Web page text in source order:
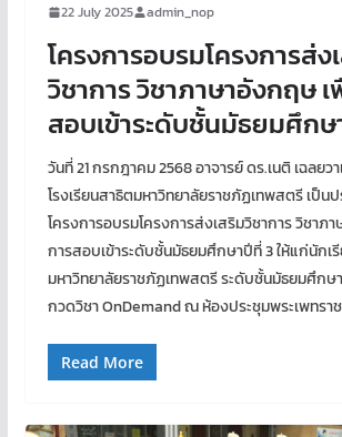
22 July 2025 admin_nop
โครงการอบรมโครงการส่ง
วิชาการ วิชาภาษาอังกฤษ
สอบเข้าระดับชั้นมัธยมศึกษ
วันที่ 21 กรกฎาคม 2568 อาจารย์ ดร.เนติ เฉลยว
โรงเรียนสาธิตมหาวิทยาลัยราชภัฏเทพสตรี เป็นป
โครงการอบรมโครงการส่งเสริมวิชาการ วิชาภ
การสอบเข้าระดับชั้นมัธยมศึกษาปีที่ 3 ให้แก่นักเรี
มหาวิทยาลัยราชภัฏเทพสตรี ระดับชั้นมัธยมศึกษ
กวดวิชา OnDemand ณ ห้องประชุมพระเพทรา
Read More